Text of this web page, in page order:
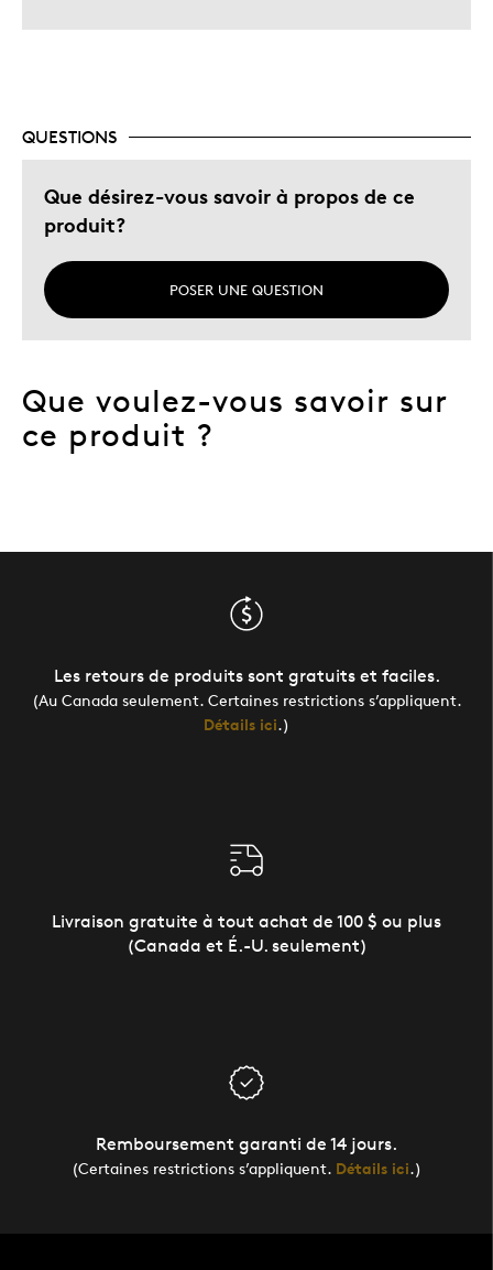
QUESTIONS
Que désirez-vous savoir à propos de ce
produit?
POSER UNE QUESTION
Que voulez-vous savoir sur
ce produit ?
Les retours de produits sont gratuits et faciles.
(Au Canada seulement. Certaines restrictions s’appliquent.
Détails ici.)
Livraison gratuite à tout achat de 100 $ ou plus
(Canada et É.-U. seulement)
Remboursement garanti de 14 jours.
(Certaines restrictions s’appliquent. Détails ici.)